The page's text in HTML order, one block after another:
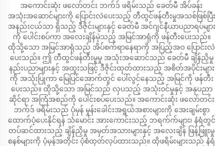
အကောင်းဆုံး ဖလော်တင်း ဘက်ဒ် ဖရိမ်းသည် ခေတ်မီ အိပ်ခန်း
အသုံးအဆောင်များကို ပြောင်းလဲပေးသည့် တီထွင်ဖန်တီးမှုအသစ်ဖြစ်ပြီး
အနည်းငယ်သာ ရှိသည့် ဒီဇိုင်းများနှင့် ခေတ်မီ အင်ဂျင်နီယာပညာရပ်များ
ကို ပေါင်းစပ်ကာ အလေးချိန်မဲ့သည့် အမြင်အာရုံကို ဖန်တီးပေးသည်။
ထိုသို့သော အမြင်အာရုံသည် အိပ်စက်ရာနေရာကို အပြည့်အဝ ပြောင်းလဲ
ပေးသည်။ ဤ တီထွင်ဖန်တီးမှုမှု အသုံးအဆောင်သည် ခေတ်မီ ချိန်ညှိမှု
နည်းပညာများနှင့် အထူးသဖြင့် ဒီဇိုင်းထုတ်ထားသည့် အစိတ်အပိုင်းများ
ကို အသုံးပြုကာ မြေပြင်အောက်တွင် ပေါ်လွင်နေသည့် အမြင်ကို ဖန်တီး
ပေးသည်။ ထိုသို့သော အမြင်သည် လှပသည့် အသုံးဝင်မှုနှင့် အနုပညာ
ဆိုင်ရာ အကြံအစည်ကို ပေါင်းစပ်ပေးသည်။ အကောင်းဆုံး ဖလော်တင်း
ဘက်ဒ် ဖရိမ်းသည် ပုံမှန် မှုန်းခေါင်းအရွယ်အစားများကို အေးချမ်းစွာ
ထောက်ပံ့ပေးနိုင်ရန် သံမောင်း အားကောင်းသည့် ဘရက်က်များ၊ နံရံတွင်
တပ်ဆင်ထားသည့် ချိန်ညှိမှု အမှတ်အသားများနှင့် အလေးချိန် ဖြန့်ဖြူးမှု
စနစ်များကို ပုံမှန်အတိုင်း ပုံစံထုတ်လုပ်ထားသည်။ ထိုဖရိမ်းများသည် နံရံ